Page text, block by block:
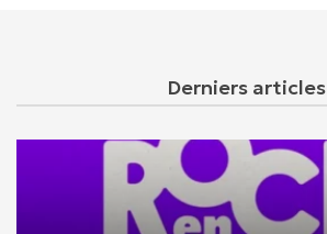
Derniers articles